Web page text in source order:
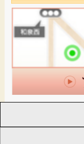
2024.9.30
手延べうどん・
ひやむぎは売り
手延べひやむぎ
5月1日より送料